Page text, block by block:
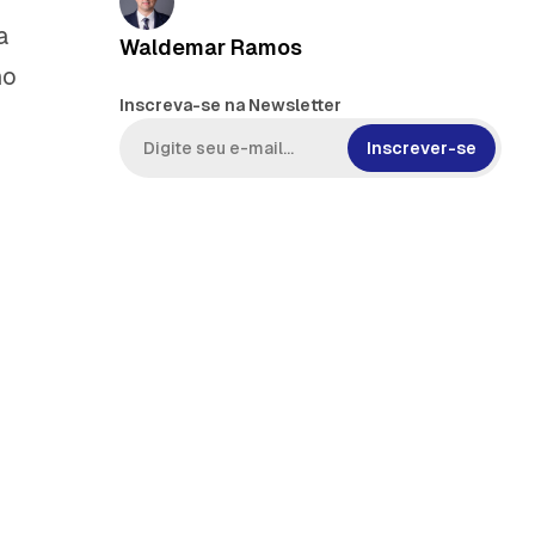
Waldemar Ramos
Inscreva-se na Newsletter
Inscrever-se